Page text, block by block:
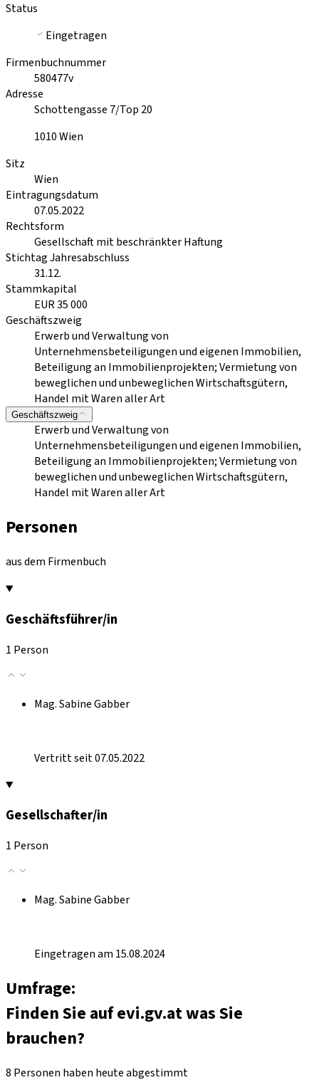
Status
Eingetragen
Firmenbuchnummer
580477v
Adresse
Schottengasse 7/Top 20
1010Wien
Sitz
Wien
Eintragungsdatum
07.05.2022
Rechtsform
Gesellschaft mit beschränkter Haftung
Stichtag Jahresabschluss
31.12.
Stammkapital
EUR 35 000
Geschäftszweig
Erwerb und Verwaltung von
Unternehmensbeteiligungen und eigenen Immobilien,
Beteiligung an Immobilienprojekten; Vermietung von
beweglichen und unbeweglichen Wirtschaftsgütern,
Handel mit Waren aller Art
Geschäftszweig
Erwerb und Verwaltung von
Unternehmensbeteiligungen und eigenen Immobilien,
Beteiligung an Immobilienprojekten; Vermietung von
beweglichen und unbeweglichen Wirtschaftsgütern,
Handel mit Waren aller Art
Personen
aus dem Firmenbuch
Geschäftsführer/in
1 Person
Mag. Sabine Gabber
Vertritt seit 07.05.2022
Gesellschafter/in
1 Person
Mag. Sabine Gabber
Eingetragen am 15.08.2024
Umfrage:
Finden Sie auf evi.gv.at was Sie
brauchen?
8 Personen haben heute abgestimmt